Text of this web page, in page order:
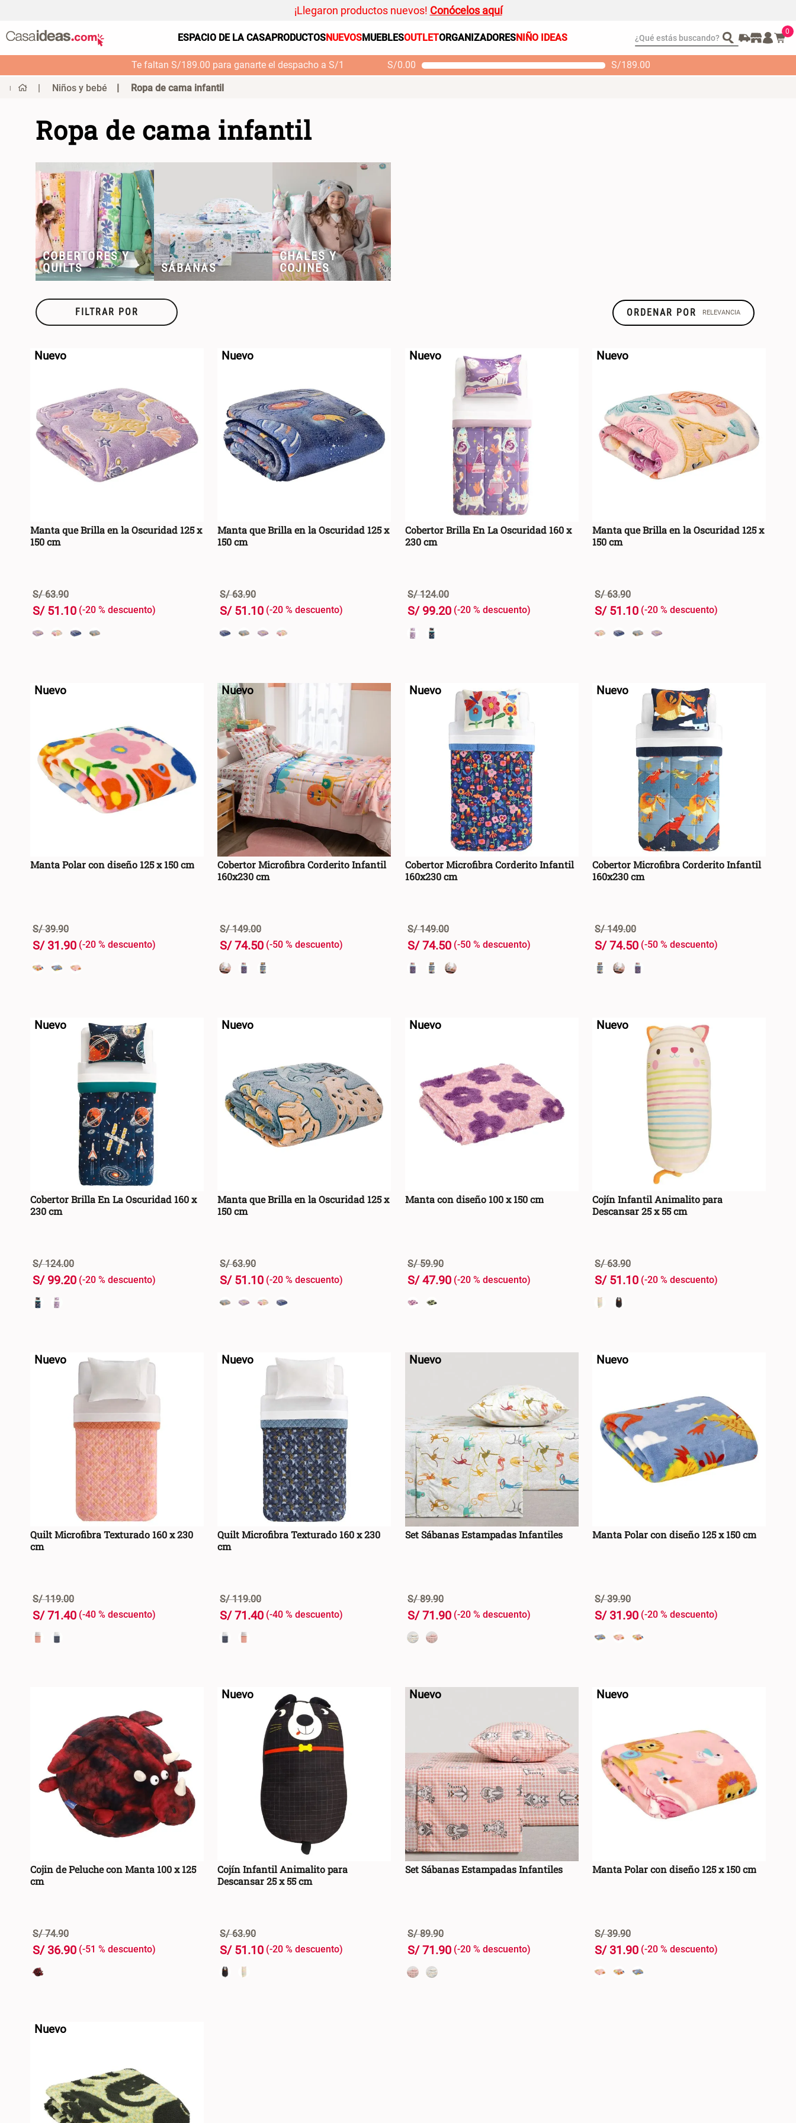
¡Llegaron productos nuevos! Conócelos aquí
ESPACIO DE LA CASAPRODUCTOSNUEVOSMUEBLESOUTLETORGANIZADORESNIÑO IDEAS ¿Qué estás buscando?
Organizador
Cojin
Sabanas
Platos
Individuales
Cortinas
0
Te faltan S/189.00 para ganarte el despacho a S/1 S/0.00 S/189.00
Niños y bebé Ropa de cama infantil
Ropa de cama infantil
COBERTORES Y
QUILTS
SÁBANAS
CHALES Y
COJINES
FILTRAR POR ORDENAR POR RELEVANCIA
GRUPO COLOR
Multicolor (21)
TIPO DE
PRODUCTO
Nuevo
Manta que Brilla en la Oscuridad 125 x
150 cm
S/ 63.90
S/ 51.10 -20 %
Nuevo
Manta que Brilla en la Oscuridad 125 x
150 cm
S/ 63.90
S/ 51.10 -20 %
Nuevo
Cobertor Brilla En La Oscuridad 160 x
230 cm
S/ 124.00
S/ 99.20 -20 %
Nuevo
Manta que Brilla en la Oscuridad 125 x
150 cm
S/ 63.90
S/ 51.10 -20 %
Nuevo
Manta Polar con diseño 125 x 150 cm
S/ 39.90
S/ 31.90 -20 %
Nuevo
Cobertor Microfibra Corderito Infantil
160x230 cm
S/ 149.00
S/ 74.50 -50 %
Nuevo
Cobertor Microfibra Corderito Infantil
160x230 cm
S/ 149.00
S/ 74.50 -50 %
Nuevo
Cobertor Microfibra Corderito Infantil
160x230 cm
S/ 149.00
S/ 74.50 -50 %
Nuevo
Cobertor Brilla En La Oscuridad 160 x
230 cm
S/ 124.00
S/ 99.20 -20 %
Nuevo
Manta que Brilla en la Oscuridad 125 x
150 cm
S/ 63.90
S/ 51.10 -20 %
Nuevo
Manta con diseño 100 x 150 cm
S/ 59.90
S/ 47.90 -20 %
Nuevo
Cojín Infantil Animalito para
Descansar 25 x 55 cm
S/ 63.90
S/ 51.10 -20 %
Nuevo
Quilt Microfibra Texturado 160 x 230
cm
S/ 119.00
S/ 71.40 -40 %
Nuevo
Quilt Microfibra Texturado 160 x 230
cm
S/ 119.00
S/ 71.40 -40 %
Nuevo
Set Sábanas Estampadas Infantiles
S/ 89.90
S/ 71.90 -20 %
Nuevo
Manta Polar con diseño 125 x 150 cm
S/ 39.90
S/ 31.90 -20 %
Cojin de Peluche con Manta 100 x 125
cm
S/ 74.90
S/ 36.90 -51 %
Nuevo
Cojín Infantil Animalito para
Descansar 25 x 55 cm
S/ 63.90
S/ 51.10 -20 %
Nuevo
Set Sábanas Estampadas Infantiles
S/ 89.90
S/ 71.90 -20 %
Nuevo
Manta Polar con diseño 125 x 150 cm
S/ 39.90
S/ 31.90 -20 %
Nuevo